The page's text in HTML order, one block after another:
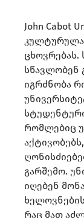
John Cabot
სწავლობენ
იგრძნობა
რომლებიც
გარშემო.
იღებენ
რაც მათ